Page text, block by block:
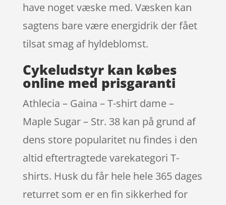
have noget væske med. Væsken kan
sagtens bare være energidrik der fået
tilsat smag af hyldeblomst.
Cykeludstyr kan købes
online med prisgaranti
Athlecia – Gaina – T-shirt dame –
Maple Sugar – Str. 38 kan på grund af
dens store popularitet nu findes i den
altid eftertragtede varekategori T-
shirts. Husk du får hele hele 365 dages
returret som er en fin sikkerhed for